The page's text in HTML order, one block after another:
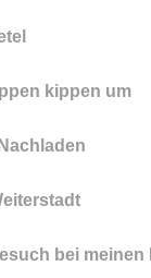
kippen um
bei meinen